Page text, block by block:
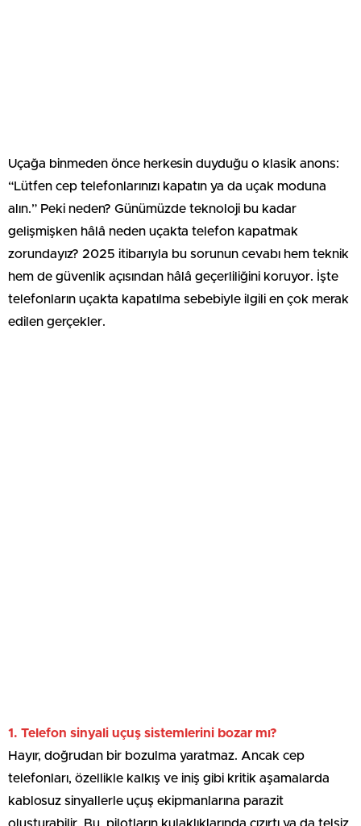
Uçağa binmeden önce herkesin duyduğu o klasik anons:
“Lütfen cep telefonlarınızı kapatın ya da uçak moduna
alın.” Peki neden? Günümüzde teknoloji bu kadar
gelişmişken hâlâ neden uçakta telefon kapatmak
zorundayız? 2025 itibarıyla bu sorunun cevabı hem teknik
hem de güvenlik açısından hâlâ geçerliliğini koruyor. İşte
telefonların uçakta kapatılma sebebiyle ilgili en çok merak
edilen gerçekler.
1. Telefon sinyali uçuş sistemlerini bozar mı?
Hayır, doğrudan bir bozulma yaratmaz. Ancak cep
telefonları, özellikle kalkış ve iniş gibi kritik aşamalarda
kablosuz sinyallerle uçuş ekipmanlarına parazit